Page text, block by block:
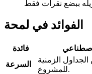
الفوائد في لمحة
فائدة
السرعة
الزمنية
للمشروع.